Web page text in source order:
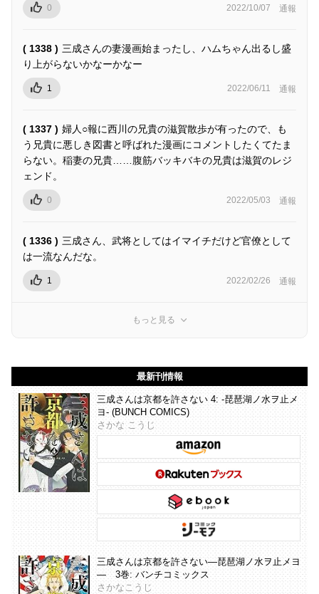
0 2022/10/07 通報
( 1338 ) 三成さんの妻漫画始まったし、ハムちゃん出るし盛
り上がらないかなーかなー
1 2022/06/11 通報
( 1337 ) 婦人○報に西川の兄貴の滋賀散歩が有ったので、も
う兄貴に悪しき図書と呼ばれた漫画にコメントしたくてたま
らない。稲妻の兄貴……腹筋バッキバキの兄貴は滋賀のレジ
ェンド。
0 2022/05/03 通報
( 1336 ) 三成さん、武将としてはイマイチだけど官僚として
は一流なんだな。
1 2022/02/26 通報
もっと見る
最新刊情報
三成さんは京都を許さない 4: -琵琶湖ノ水ヲ止メ
ヨ- (BUNCH COMICS)
さかな こうじ
三成さんは京都を許さない―琵琶湖ノ水ヲ止メヨ
― 3巻: バンチコミックス
さかなこうじ